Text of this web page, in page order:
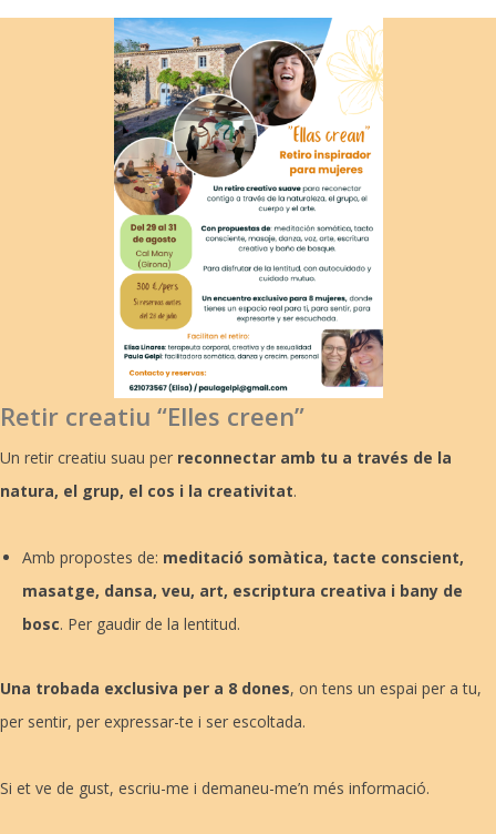
Retir creatiu “Elles creen”
Un retir creatiu suau per reconnectar amb tu a través de la
natura, el grup, el cos i la creativitat.
Amb propostes de: meditació somàtica, tacte conscient,
masatge, dansa, veu, art, escriptura creativa i bany de
bosc. Per gaudir de la lentitud.
Una trobada exclusiva per a 8 dones, on tens un espai per a tu,
per sentir, per expressar-te i ser escoltada.
Si et ve de gust, escriu-me i demaneu-me’n més informació.